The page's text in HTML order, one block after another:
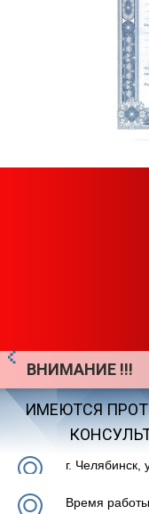
ВНИМАНИЕ !!!
ИМЕЮТСЯ
г.
Время